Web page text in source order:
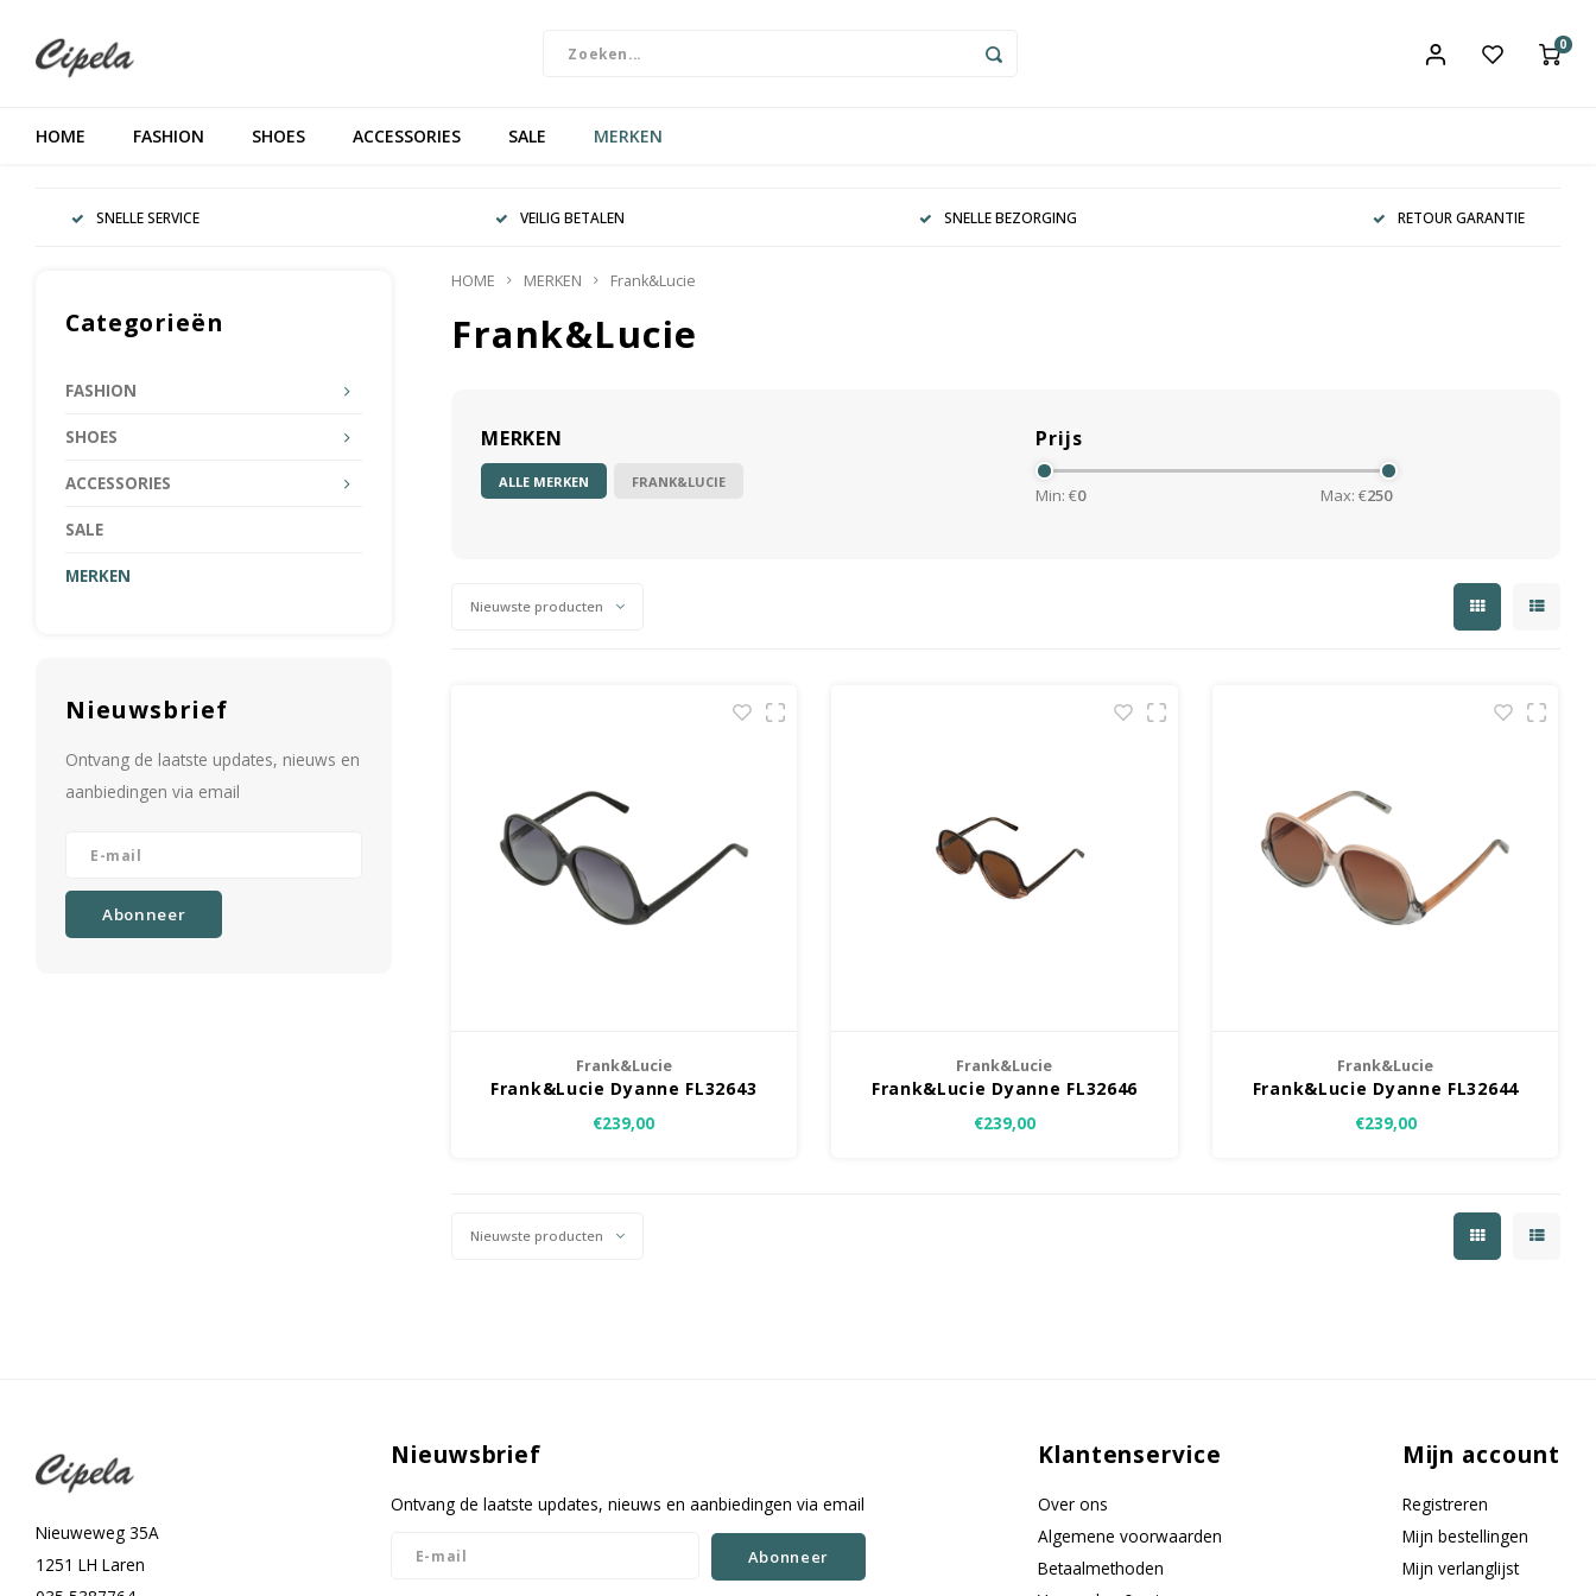
0
HOME FASHION SHOES ACCESSORIES SALE MERKEN
SNELLE SERVICE VEILIG BETALEN SNELLE BEZORGING RETOUR GARANTIE
Categorieën
FASHION
SHOES
ACCESSORIES
SALE
MERKEN
Nieuwsbrief
Ontvang de laatste updates, nieuws en
aanbiedingen via email
Abonneer
HOME MERKEN Frank&Lucie
Frank&Lucie
MERKEN
ALLE MERKEN FRANK&LUCIE
Prijs
Min: €0 Max: €250
Nieuwste producten
Frank&Lucie
Frank&Lucie Dyanne FL32643
€239,00
Frank&Lucie
Frank&Lucie Dyanne FL32646
€239,00
Frank&Lucie
Frank&Lucie Dyanne FL32644
€239,00
Nieuwste producten
Nieuweweg 35A
1251 LH Laren
Nieuwsbrief
Ontvang de laatste updates, nieuws en aanbiedingen via email
Abonneer
Klantenservice
Over ons
Algemene voorwaarden
Betaalmethoden
Mijn account
Registreren
Mijn bestellingen
Mijn verlanglijst